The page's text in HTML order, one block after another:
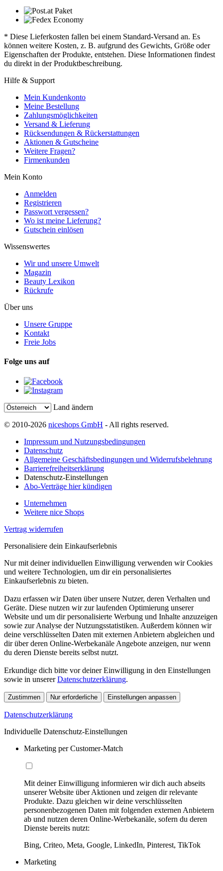
* Diese Lieferkosten fallen bei einem Standard-Versand an. Es
können weitere Kosten, z. B. aufgrund des Gewichts, Größe oder
Eigenschaften der Produkte, entstehen. Diese Informationen findest
du direkt in der Produktbeschreibung.
Hilfe & Support
Mein Kundenkonto
Meine Bestellung
Zahlungsmöglichkeiten
Versand & Lieferung
Rücksendungen & Rückerstattungen
Aktionen & Gutscheine
Weitere Fragen?
Firmenkunden
Mein Konto
Anmelden
Registrieren
Passwort vergessen?
Wo ist meine Lieferung?
Gutschein einlösen
Wissenswertes
Wir und unsere Umwelt
Magazin
Beauty Lexikon
Rückrufe
Über uns
Unsere Gruppe
Kontakt
Freie Jobs
Folge uns auf
Land ändern
© 2010-2026 niceshops GmbH - All rights reserved.
Impressum und Nutzungsbedingungen
Datenschutz
Allgemeine Geschäftsbedingungen und Widerrufsbelehrung
Barrierefreiheitserklärung
Datenschutz-Einstellungen
Abo-Verträge hier kündigen
Unternehmen
Weitere nice Shops
Vertrag widerrufen
Personalisiere dein Einkaufserlebnis
Nur mit deiner individuellen Einwilligung verwenden wir Cookies
und weitere Technologien, um dir ein personalisiertes
Einkaufserlebnis zu bieten.
Dazu erfassen wir Daten über unsere Nutzer, deren Verhalten und
Geräte. Diese nutzen wir zur laufenden Optimierung unserer
Website und um dir personalisierte Werbung und Inhalte anzuzeigen
sowie zur Analyse der Nutzungsstatistiken. Außerdem können wir
deine verschlüsselten Daten mit externen Anbietern abgleichen und
dir über deren Online-Werbekanäle Angebote anzeigen, nur wenn
du deren Dienste bereits selbst nutzt.
Erkundige dich bitte vor deiner Einwilligung in den Einstellungen
sowie in unsererDatenschutzerklärung.
Zustimmen Nur erforderliche Einstellungen anpassen
Datenschutzerklärung
Individuelle Datenschutz-Einstellungen
Marketing per Customer-Match
Mit deiner Einwilligung informieren wir dich auch abseits
unserer Website über Aktionen und zeigen dir relevante
Produkte. Dazu gleichen wir deine verschlüsselten
personenbezogenen Daten mit folgenden externen Anbietern
ab und nutzen deren Online-Werbekanäle, sofern du deren
Dienste bereits nutzt:
Bing, Criteo, Meta, Google, LinkedIn, Pinterest, TikTok
Marketing